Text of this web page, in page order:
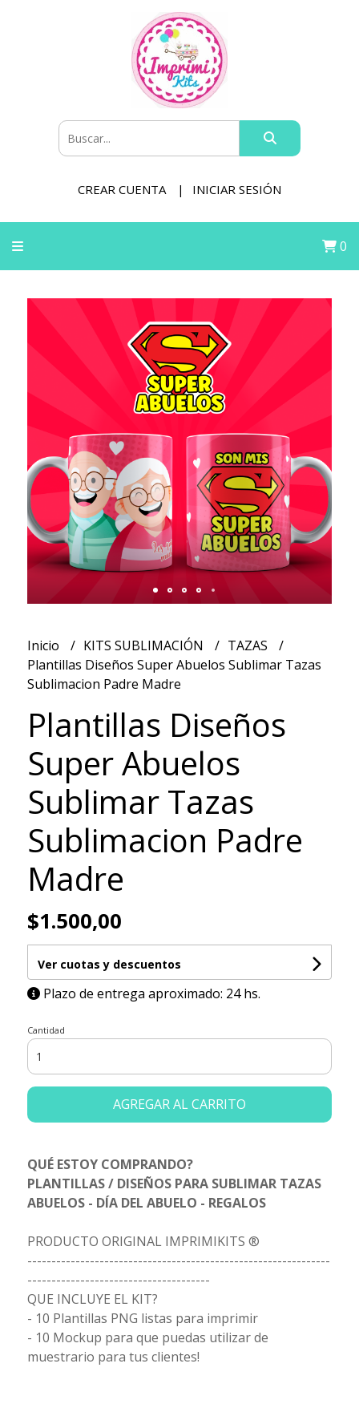
CREAR CUENTA INICIAR SESIÓN
0
Inicio KITS SUBLIMACIÓN
TAZAS
Plantillas Diseños Super Abuelos Sublimar Tazas
Sublimacion Padre Madre
Plantillas Diseños
Super Abuelos
Sublimar Tazas
Sublimacion Padre
Madre
$1.500,00
Ver cuotas y descuentos
Plazo de entrega aproximado: 24 hs.
Cantidad
AGREGAR AL CARRITO
QUÉ ESTOY COMPRANDO?
PLANTILLAS / DISEÑOS PARA SUBLIMAR TAZAS
ABUELOS - DÍA DEL ABUELO - REGALOS
PRODUCTO ORIGINAL IMPRIMIKITS ®
---------------------------------------------------------------
--------------------------------------
QUE INCLUYE EL KIT?
- 10 Plantillas PNG listas para imprimir
- 10 Mockup para que puedas utilizar de
muestrario para tus clientes!